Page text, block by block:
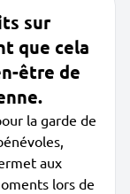
sur
que cela
être de
la garde de
aux
lors de